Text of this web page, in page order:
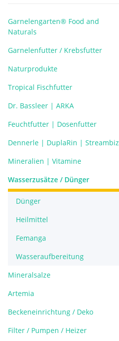
Garnelengarten® Food and
Naturals
Garnelenfutter / Krebsfutter
Naturprodukte
Tropical Fischfutter
Dr. Bassleer | ARKA
Feuchtfutter | Dosenfutter
Dennerle | DuplaRin | Streambiz
Mineralien | Vitamine
Wasserzusätze / Dünger
Dünger
Heilmittel
Femanga
Wasseraufbereitung
Mineralsalze
Artemia
Beckeneinrichtung / Deko
Filter / Pumpen / Heizer